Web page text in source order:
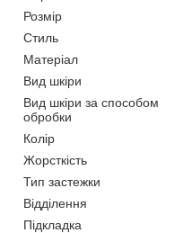
Розмір
Стиль
Матеріал
Вид шкіри
Вид шкіри за способом
обробки
Колір
Жорсткість
Тип застежки
Відділення
Підкладка